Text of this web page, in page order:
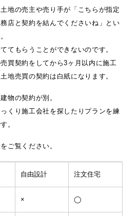
地の売主や売り手が「こちらが指定
店と契約を結んでくださいね」とい
てもらうことができないのです。
買契約をしてから3ヶ月以内に施工
地売買の契約は白紙になります。
物の契約が別。
くり施工会社を探したりプランを練
。
ご覧ください。
自由設計 注文住宅
× ◯